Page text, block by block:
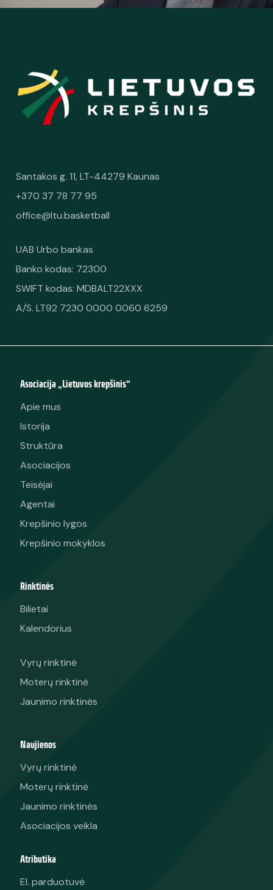
Santakos g. 11, LT-44279 Kaunas
+370 37 78 77 95
office@ltu.basketball
UAB Urbo bankas
Banko kodas: 72300
SWIFT kodas: MDBALT22XXX
A/S. LT92 7230 0000 0060 6259
Asociacija „Lietuvos krepšinis“
Apie mus
Istorija
Struktūra
Asociacijos
Teisėjai
Agentai
Krepšinio lygos
Krepšinio mokyklos
Rinktinės
Bilietai
Kalendorius
Vyrų rinktinė
Moterų rinktinė
Jaunimo rinktinės
Naujienos
Vyrų rinktinė
Moterų rinktinė
Jaunimo rinktinės
Asociacijos veikla
Atributika
El. parduotuvė